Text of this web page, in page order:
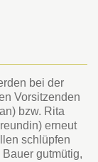
bei der
Vorsitzenden
bzw. Rita
erneut
schlüpfen
gutmütig,